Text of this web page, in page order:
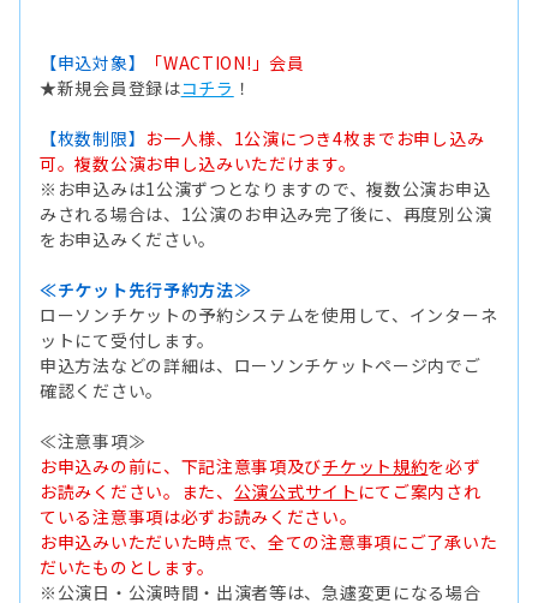
【申込対象】
「WACTION!」会員
★新規会員登録はコチラ ！
【枚数制限】 お一人様、1公演につき4枚までお申し込み
可。複数公演お申し込みいただけます。
※お申込みは1公演ずつとなりますので、複数公演お申込
みされる場合は、1公演のお申込み完了後に、再度別公演
をお申込みください。
≪チケット先行予約方法≫
ローソンチケットの予約システムを使用して、インターネ
ットにて受付します。
申込方法などの詳細は、ローソンチケットページ内でご
確認ください。
≪注意事項≫
お申込みの前に、下記注意事項及びチケット規約を必ず
お読みください。また、 公演公式サイト にてご案内され
ている注意事項は必ずお読みください。
お申込みいただいた時点で、全ての注意事項にご了承いた
だいたものとします。
※公演日・公演時間・出演者等は、急遽変更になる場合